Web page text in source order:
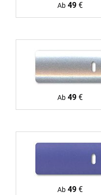
Ab 49€
Ab 49€
Ab 49€